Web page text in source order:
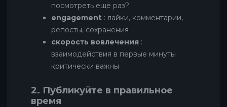
посмотреть ещё раз?
engagement : лайки, комментарии,
репосты, сохранения
скорость вовлечения :
взаимодействия в первые минуты
критически важны
2. Публикуйте в правильное
время